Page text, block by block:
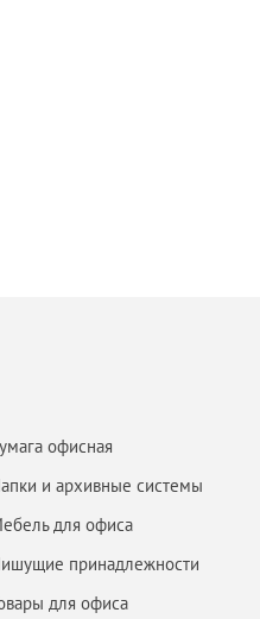
офисная
и архивные системы
для офиса
принадлежности
для офиса